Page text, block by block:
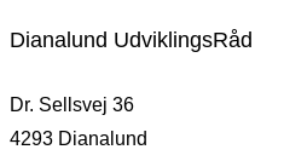
Dianalund UdviklingsRåd
Dr. Sellsvej 36
4293 Dianalund